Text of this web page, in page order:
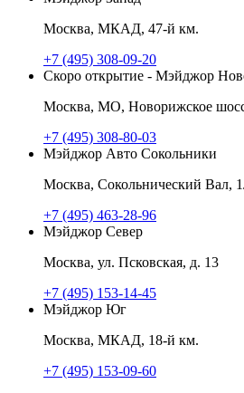
Москва, МКАД, 47-й км.
+7 (495) 308-09-20
Скоро открытие - Мэйджор
Москва, МО, Новорижское
+7 (495) 308-80-03
Мэйджор Авто Сокольники
Москва, Сокольнический Вал,
+7 (495) 463-28-96
Мэйджор Север
Москва, ул. Псковская, д. 13
+7 (495) 153-14-45
Мэйджор Юг
Москва, МКАД, 18-й км.
+7 (495) 153-09-60